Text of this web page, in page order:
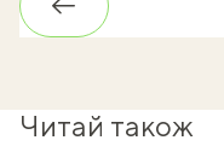
Назад
Читай також